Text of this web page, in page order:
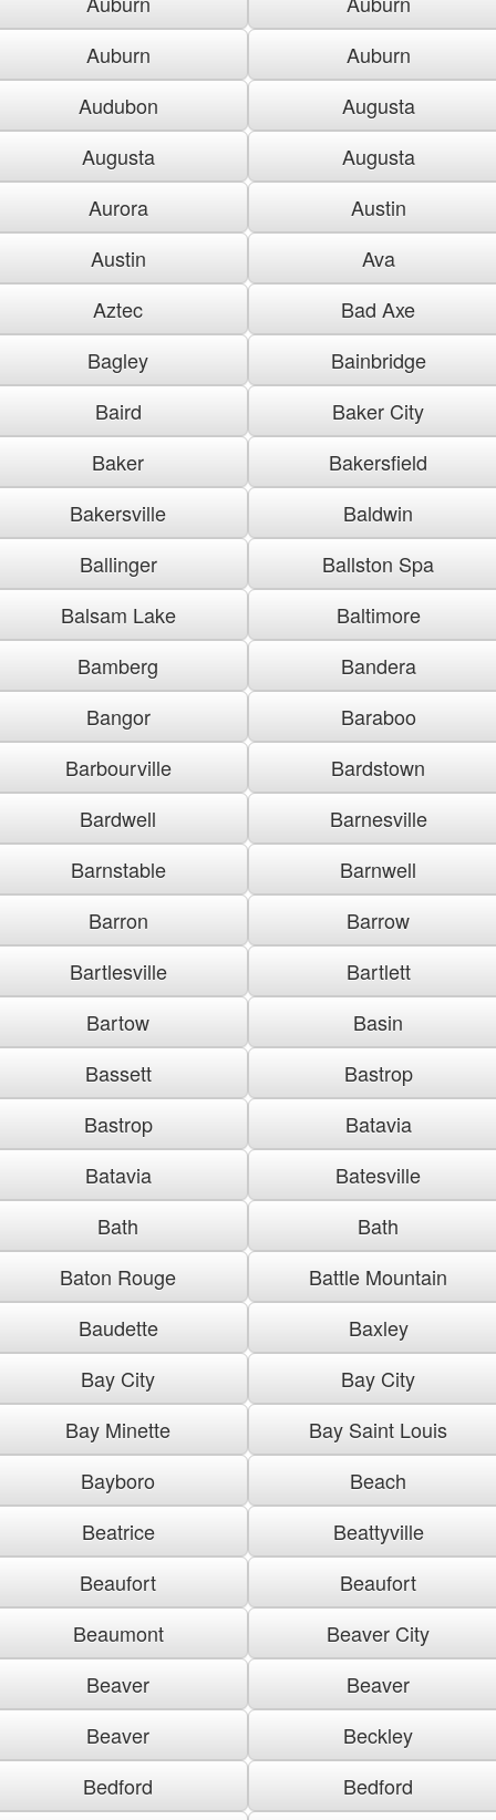
Auburn
Auburn
Audubon
Augusta
Augusta
Augusta
Aurora
Austin
Austin
Ava
Aztec
Bad Axe
Bagley
Bainbridge
Baird
Baker City
Baker
Bakersfield
Bakersville
Baldwin
Ballinger
Ballston Spa
Balsam Lake
Baltimore
Bamberg
Bandera
Bangor
Baraboo
Barbourville
Bardstown
Bardwell
Barnesville
Barnstable
Barnwell
Barron
Barrow
Bartlesville
Bartlett
Bartow
Basin
Bassett
Bastrop
Bastrop
Batavia
Batavia
Batesville
Bath
Bath
Baton Rouge
Battle Mountain
Baudette
Baxley
Bay City
Bay City
Bay Minette
Bay Saint Louis
Bayboro
Beach
Beatrice
Beattyville
Beaufort
Beaufort
Beaumont
Beaver City
Beaver
Beaver
Beaver
Beckley
Bedford
Bedford